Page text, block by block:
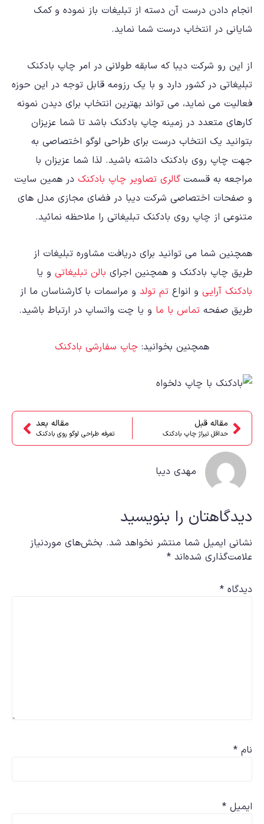
انجام دادن درست آن دسته از تبلیغات باز نموده و کمک
شایانی در انتخاب درست شما نماید.
از این رو شرکت دیبا که سابقه طولانی در امر چاپ بادکنک
تبلیغاتی در کشور دارد و با یک رزومه قابل توجه در این حوزه
فعالیت می نماید، می تواند بهترین انتخاب برای دیدن نمونه
کارهای متعدد در زمینه چاپ بادکنک باشد تا شما عزیزان
بتوانید یک انتخاب درست برای طراحی لوگو اختصاصی به
جهت چاپ روی بادکنک داشته باشید. لذا شما عزیزان با
مراجعه به قسمت گالری تصاویر چاپ بادکنک در همین سایت
و صفحات اختصاصی شرکت دیبا در فضای مجازی مدل های
متنوعی از چاپ روی بادکنک تبلیغاتی را ملاحظه نمائید.
همچنین شما می توانید برای دریافت مشاوره تبلیغات از
طریق چاپ بادکنک و همچنین اجرای بالن تبلیغاتی و یا
بادکنک آرایی و انواع تم تولد و مراسمات با کارشناسان ما از
طریق صفحه تماس با ما و یا چت واتساپ در ارتباط باشید.
همچنین بخوانید: چاپ سفارشی بادکنک
مقاله قبل
حداقل تیراژ چاپ بادکنک
مقاله بعد
تعرفه طراحی لوگو روی بادکنک
مهدی دیبا
دیدگاهتان را بنویسید
نشانی ایمیل شما منتشر نخواهد شد. بخش‌های موردنیاز
علامت‌گذاری شده‌اند *
دیدگاه *
نام *
ایمیل *